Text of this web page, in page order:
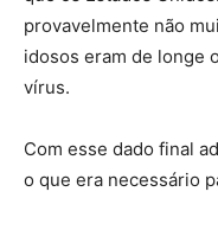
provavelmente não
idosos eram de longe
vírus.
Com esse dado final
o que era necessário